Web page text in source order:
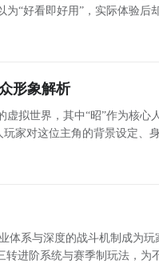
中，如图所示：如图所
速下载】
“好看即好用”，实际体验后
形象解析
拟世界，其中“昭”作为核心
家对这位主角的背景设定、
体系与深度的战斗机制成为
进阶系统与赛季制玩法，为